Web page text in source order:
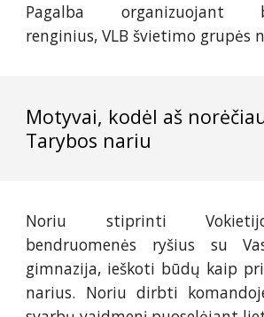
Pagalba organizuojant
renginius, VLB švietimo grupės
Motyvai, kodėl aš
Tarybos nariu
Noriu stiprinti
bendruomenės ryšius su
gimnazija, ieškoti būdų kaip
narius. Noriu dirbti